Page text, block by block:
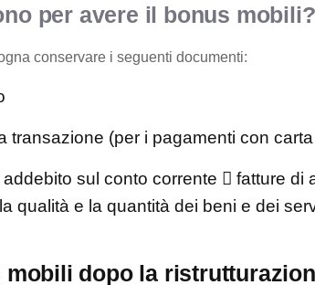
per avere il bonus mobili?
conservare i seguenti documenti:
transazione (per i pagamenti con
sul conto corrente  fatture di
qualità e la quantità dei beni e dei
mobili dopo la